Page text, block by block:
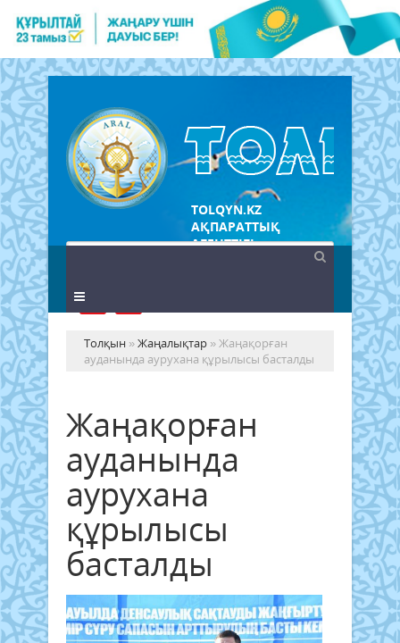
TOLQYN.KZ
АҚПАРАТТЫҚ
АГЕНТТІГІ
Толқын »Жаңалықтар » Жаңақорған
ауданында аурухана құрылысы басталды
Жаңақорған
ауданында
аурухана
құрылысы
басталды